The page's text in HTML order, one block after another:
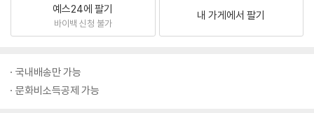
예스24에 팔기
바이백 신청 불가
내 가게에서 팔기
국내배송만 가능
문화비소득공제 가능